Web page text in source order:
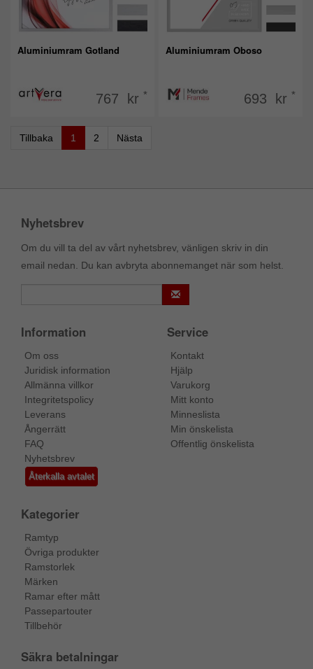
Aluminiumram Gotland
767 kr *
Aluminiumram Oboso
693 kr *
Tillbaka 1 2 Nästa
Nyhetsbrev
Om du vill ta del av vårt nyhetsbrev, vänligen skriv in din
email nedan. Du kan avbryta abonnemanget när som helst.
Information
Om oss
Juridisk information
Allmänna villkor
Integritetspolicy
Leverans
Ångerrätt
FAQ
Nyhetsbrev
Återkalla avtalet
Service
Kontakt
Hjälp
Varukorg
Mitt konto
Minneslista
Min önskelista
Offentlig önskelista
Kategorier
Ramtyp
Övriga produkter
Ramstorlek
Märken
Ramar efter mått
Passepartouter
Tillbehör
Säkra betalningar